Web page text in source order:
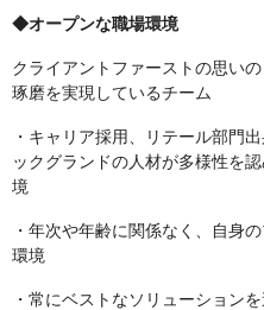
◆オープンな職場環境
クライアントファーストの思い
琢磨を実現しているチーム
・キャリア採用、リテール部門
ックグランドの人材が多様性を
境
・年次や年齢に関係なく、自身
環境
・常にベストなソリューション